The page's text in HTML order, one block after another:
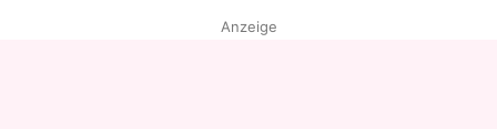
Anzeige